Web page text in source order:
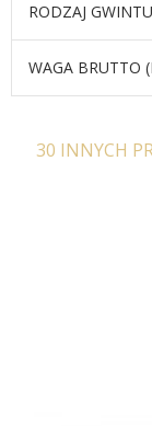
RODZAJ GWINTU
WAGA BRUTTO
30 INNYCH